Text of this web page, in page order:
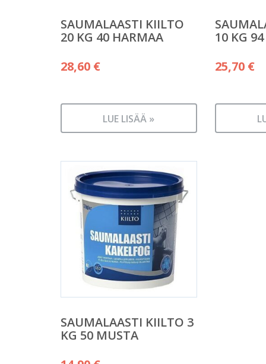
SAUMALAASTI KIILTO
20 KG 40 HARMAA
28,60 €
LUE LISÄÄ »
10 KG
25,70 €
SAUMALAASTI KIILTO 3
KG 50 MUSTA